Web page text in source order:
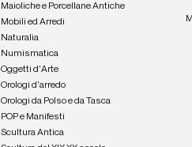
Maioliche e Porcellane Antiche
Mobili ed Arredi
Naturalia
Numismatica
Oggetti d'Arte
Orologi d'arredo
Orologi da Polso e da Tasca
POP e Manifesti
Scultura Antica